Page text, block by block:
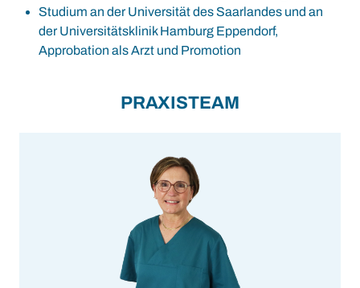
Studium an der Universität des Saarlandes und an
der Universitätsklinik Hamburg Eppendorf,
Approbation als Arzt und Promotion
PRAXISTEAM